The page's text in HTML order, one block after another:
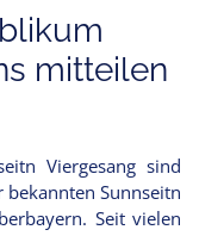
mitteilen
Viergesang sind
Sunnseitn
Seit vielen